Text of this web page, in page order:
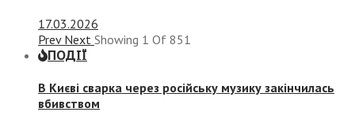
17.03.2026
Prev Next Showing 1 Of 851
ПОДІЇ
В Києві сварка через російську музику закінчилась
вбивством